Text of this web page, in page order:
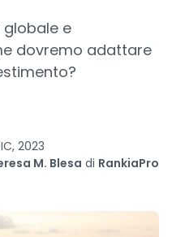
e
dovremo adattare
2023
M. Blesa di RankiaPro